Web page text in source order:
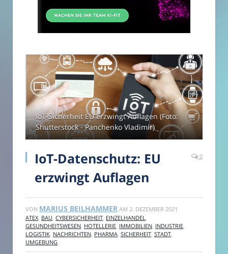
IoT-Sicherheit EU erzwingt Auflagen (Foto:
Shutterstock - Panchenko Vladimir)
IoT-Datenschutz: EU
erzwingt Auflagen
0
VON MARIUS BEILHAMMER AM 2. DEZEMBER 2021
ATEX BAU CYBERSICHERHEIT EINZELHANDEL
GESUNDHEITSWESEN HOTELLERIE IMMOBILIEN INDUSTRIE
LOGISTIK NACHRICHTEN PHARMA SICHERHEIT STADT
UMGEBUNG